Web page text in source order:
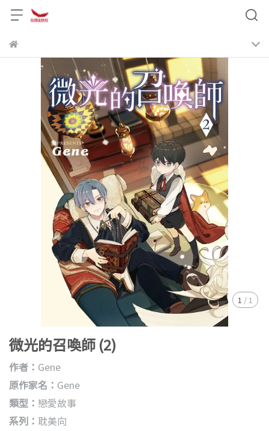
1 / 1
微光的召喚師 (2)
作者： Gene
原作家名： Gene
類型： 戀愛故事
系列： 耽美向